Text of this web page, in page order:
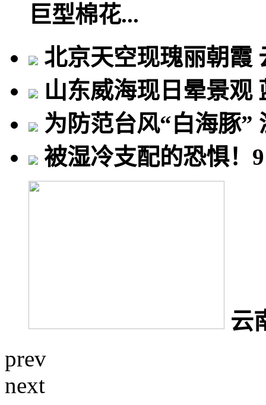
巨型棉花...
北京天空现瑰丽朝霞
山东威海现日晕景观
为防范台风“白海豚”
被湿冷支配的恐惧！
云
prev
next